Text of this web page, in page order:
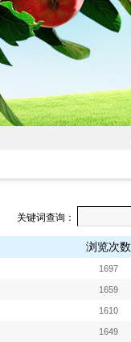
关键词查询：
浏览次数
1697
1659
1610
1649